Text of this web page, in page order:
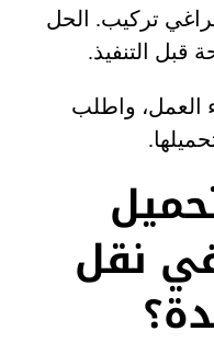
تركيب. الحل
التنفيذ.
العمل، واطلب
نقل